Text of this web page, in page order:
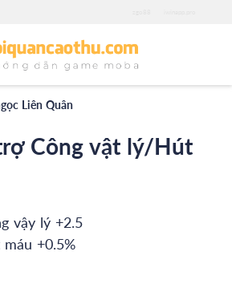
Liên Quân
Công vật lý/Hút
vậy lý +2.5
+0.5%